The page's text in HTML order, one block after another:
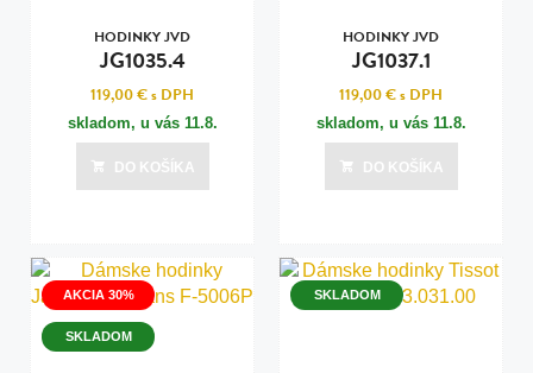
HODINKY JVD
JG1035.4
119,00 €s DPH
skladom, u vás 11.8.
DO KOŠÍKA
HODINKY JVD
JG1037.1
119,00 €s DPH
skladom, u vás 11.8.
DO KOŠÍKA
AKCIA 30%
SKLADOM
SKLADOM